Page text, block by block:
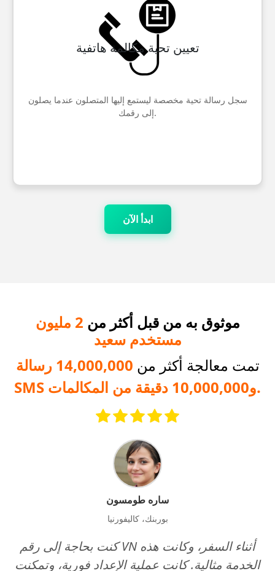
تعيين تحية مكالمة هاتفية
سجل رسالة تحية مخصصة ليستمع إليها المتصلون عندما يصلون
إلى رقمك.
ابدأ الآن
موثوق به من قبل أكثر من
2 مليون
مستخدم سعيد
تمت معالجة أكثر من
14,000,000 رسالة
SMS و10,000,000 دقيقة من المكالمات.
ساره طومسون
بوربنك، كاليفورنيا
كنت بحاجة إلى رقم VN أثناء السفر، وكانت هذه
الخدمة مثالية. كانت عملية الإعداد فورية، وتمكنت